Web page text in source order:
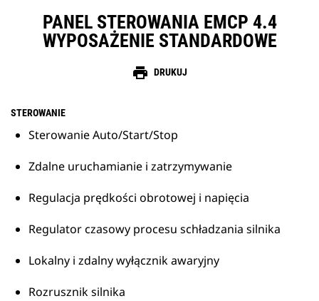
PANEL STEROWANIA EMCP 4.4
WYPOSAŻENIE STANDARDOWE
print DRUKUJ
STEROWANIE
Sterowanie Auto/Start/Stop
Zdalne uruchamianie i zatrzymywanie
Regulacja prędkości obrotowej i napięcia
Regulator czasowy procesu schładzania silnika
Lokalny i zdalny wyłącznik awaryjny
Rozrusznik silnika